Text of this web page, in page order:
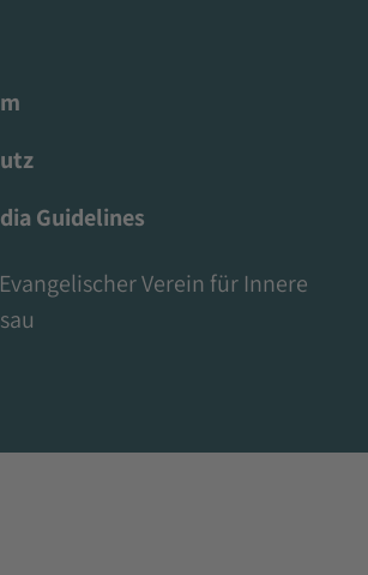
Guidelines
Verein für Innere